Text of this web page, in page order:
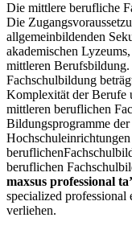
Die mittlere berufliche
Die
allgemeinbildenden
akademischen
mittleren
Fachschulbildung
Komplexität der Berufe
mittleren beruflichen
Bildungsprogramme
beruflichen
maxsus professional
specialized
verliehen.